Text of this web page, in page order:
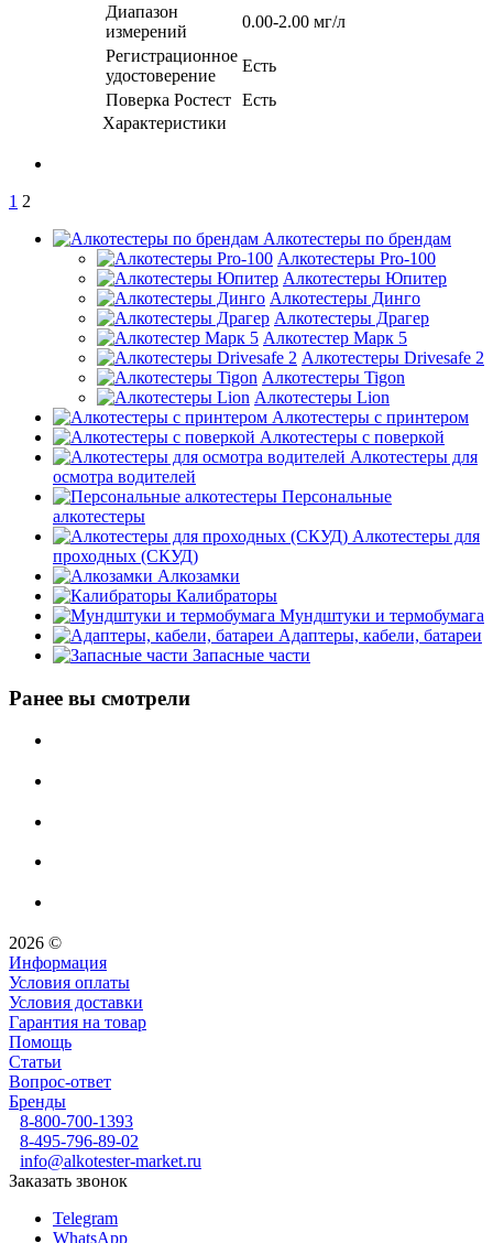
Диапазон
измерений
0.00-2.00 мг/л
Регистрационное
удостоверение
Есть
Поверка Ростест Есть
Характеристики
1 2
Алкотестеры по брендам
Алкотестеры Pro-100
Алкотестеры Юпитер
Алкотестеры Динго
Алкотестеры Драгер
Алкотестер Марк 5
Алкотестеры Drivesafe 2
Алкотестеры Tigon
Алкотестеры Lion
Алкотестеры с принтером
Алкотестеры с поверкой
Алкотестеры для
осмотра водителей
Персональные
алкотестеры
Алкотестеры для
проходных (СКУД)
Алкозамки
Калибраторы
Мундштуки и термобумага
Адаптеры, кабели, батареи
Запасные части
Ранее вы смотрели
2026 ©
Информация
Условия оплаты
Условия доставки
Гарантия на товар
Помощь
Статьи
Вопрос-ответ
Бренды
8-800-700-1393
8-495-796-89-02
info@alkotester-market.ru
Заказать звонок
Telegram
WhatsApp